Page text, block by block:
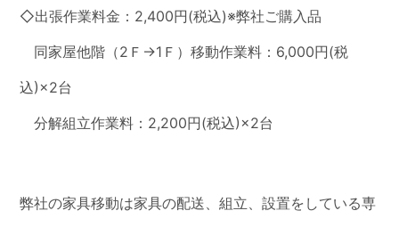
◇出張作業料金：2,400円(税込)※弊社ご購入品
同家屋他階（2Ｆ→1Ｆ）移動作業料：6,000円(税
込)×2台
分解組立作業料：2,200円(税込)×2台
弊社の家具移動は家具の配送、組立、設置をしている専